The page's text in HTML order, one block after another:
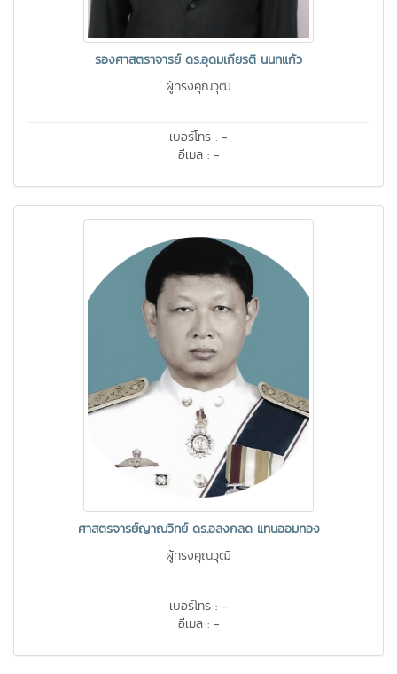
รองศาสตราจารย์ ดร.อุดมเกียรติ นนทแก้ว
ผู้ทรงคุณวุฒิ
เบอร์โทร : -
อีเมล : -
ศาสตรจารย์ญาณวิทย์ ดร.อลงกลด แทนออมทอง
ผู้ทรงคุณวุฒิ
เบอร์โทร : -
อีเมล : -